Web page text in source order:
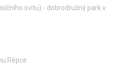
svitu) - dobrodružný park v
Répce